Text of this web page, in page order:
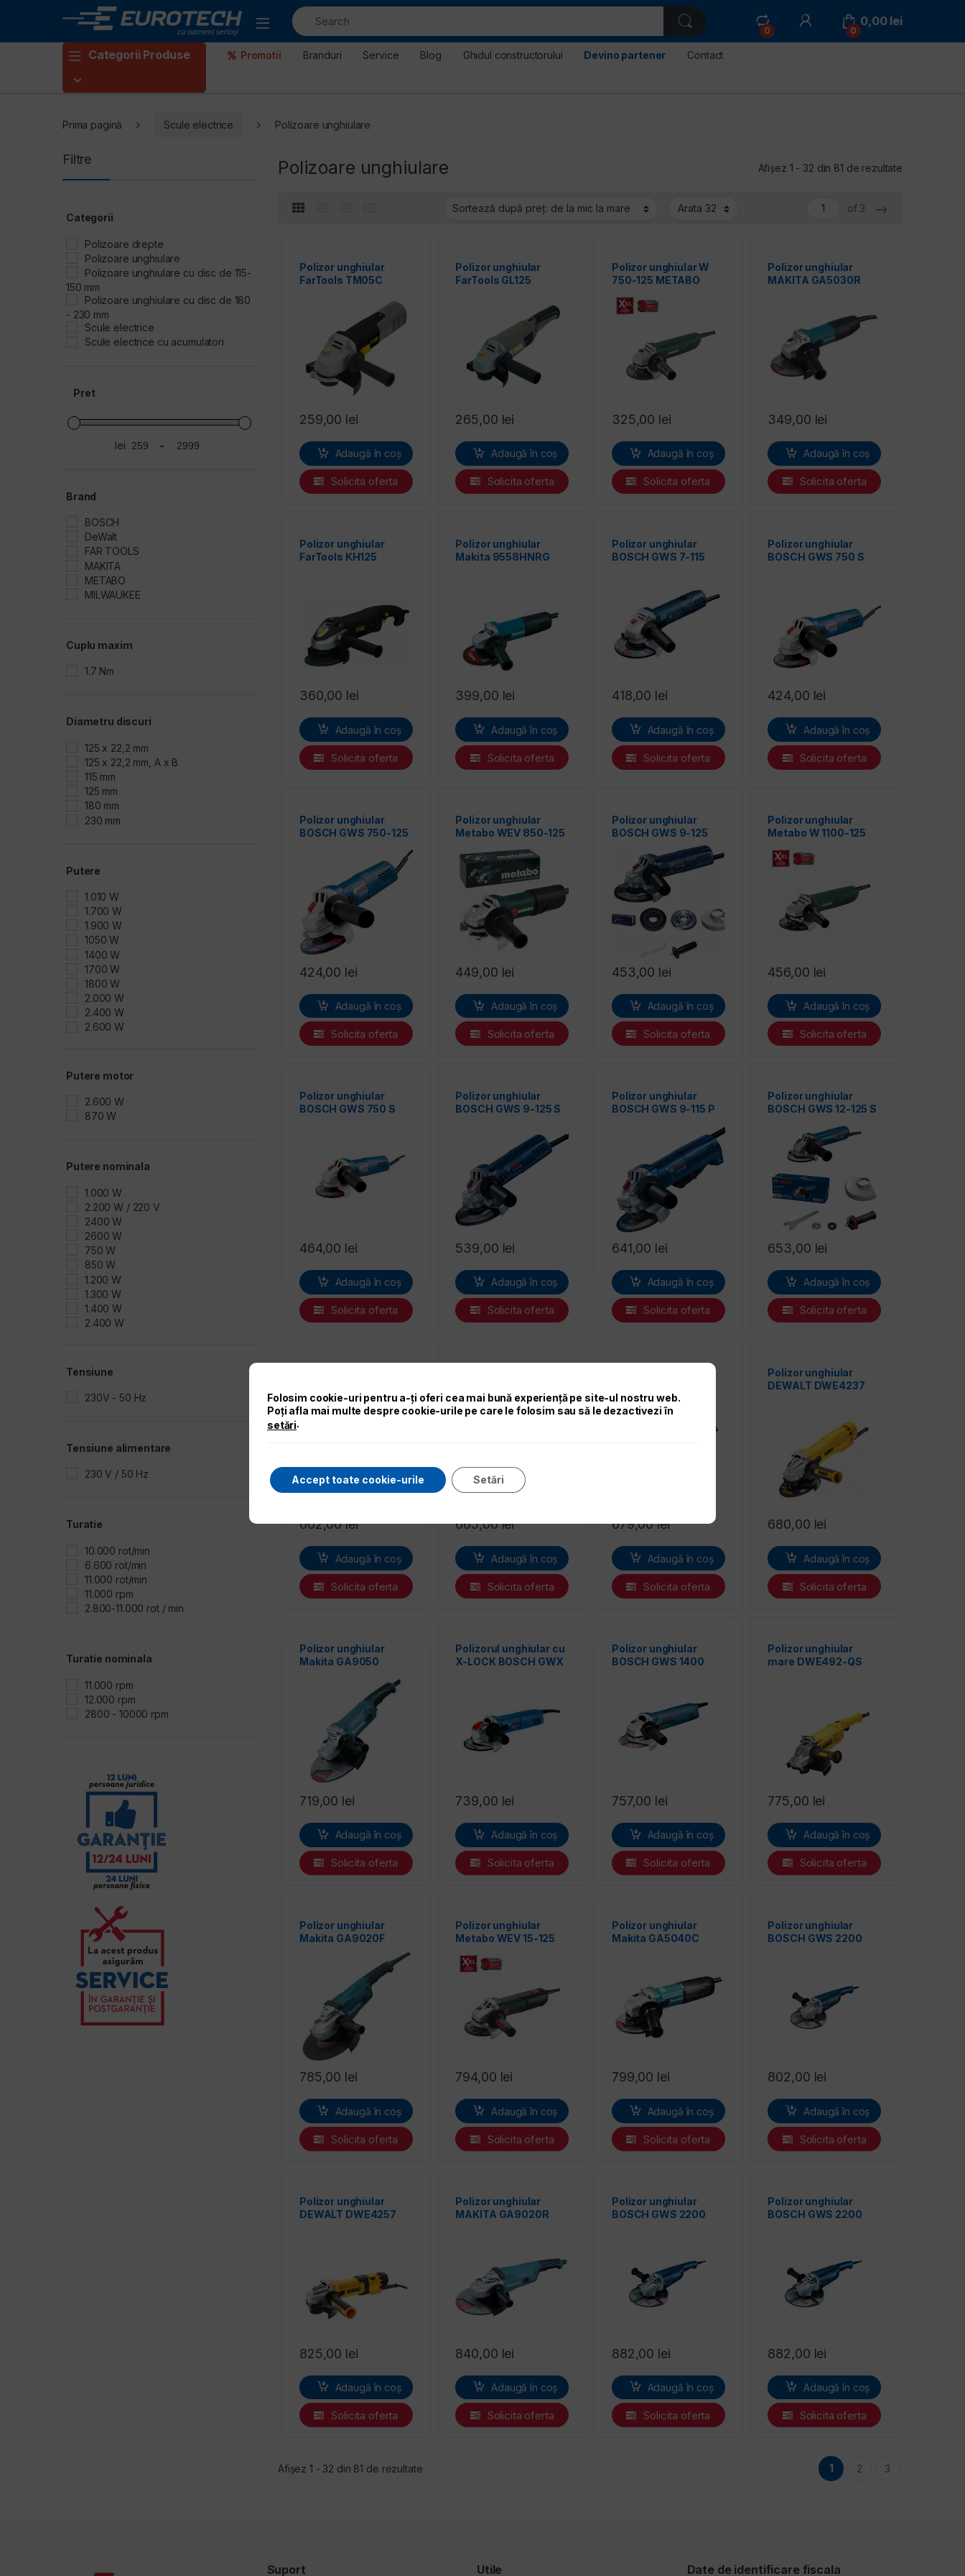
0 0
0,00 lei
Categorii Produse Promotii Branduri Service Blog Ghidul constructorului Devino partener Contact
Prima pagină Scule electrice Polizoare unghiulare
Polizoare unghiulare Afișez 1 - 32 din 81 de rezultate
of 3 →
Polizor unghiular
FarTools TM05C
259,00 lei
Adaugă în coș
Solicita oferta
Polizor unghiular
FarTools GL125
265,00 lei
Adaugă în coș
Solicita oferta
Polizor unghiular W
750-125 METABO
325,00 lei
Adaugă în coș
Solicita oferta
Polizor unghiular
MAKITA GA5030R
349,00 lei
Adaugă în coș
Solicita oferta
Polizor unghiular
FarTools KH125
360,00 lei
Adaugă în coș
Solicita oferta
Polizor unghiular
Makita 9558HNRG
399,00 lei
Adaugă în coș
Solicita oferta
Polizor unghiular
BOSCH GWS 7-115
418,00 lei
Adaugă în coș
Solicita oferta
Polizor unghiular
BOSCH GWS 750 S
424,00 lei
Adaugă în coș
Solicita oferta
Polizor unghiular
BOSCH GWS 750-125
424,00 lei
Adaugă în coș
Solicita oferta
Polizor unghiular
Metabo WEV 850-125
449,00 lei
Adaugă în coș
Solicita oferta
Polizor unghiular
BOSCH GWS 9-125
453,00 lei
Adaugă în coș
Solicita oferta
Polizor unghiular
Metabo W 1100-125
456,00 lei
Adaugă în coș
Solicita oferta
Polizor unghiular
BOSCH GWS 750 S
464,00 lei
Adaugă în coș
Solicita oferta
Polizor unghiular
BOSCH GWS 9-125 S
539,00 lei
Adaugă în coș
Solicita oferta
Polizor unghiular
BOSCH GWS 9-115 P
641,00 lei
Adaugă în coș
Solicita oferta
Polizor unghiular
BOSCH GWS 12-125 S
653,00 lei
Adaugă în coș
Solicita oferta
QUICK
662,00lei
Adaugă în coș
Solicita oferta
665,00lei
Adaugă în coș
Solicita oferta
679,00lei
Adaugă în coș
Solicita oferta
Polizor unghiular
DEWALT DWE4237
680,00 lei
Adaugă în coș
Solicita oferta
Polizor unghiular
Makita GA9050
719,00 lei
Adaugă în coș
Solicita oferta
Polizorul unghiular cu
X-LOCK BOSCH GWX
739,00 lei
Adaugă în coș
Solicita oferta
Polizor unghiular
BOSCH GWS 1400
757,00 lei
Adaugă în coș
Solicita oferta
Polizor unghiular
mare DWE492-QS
775,00 lei
Adaugă în coș
Solicita oferta
Polizor unghiular
Makita GA9020F
785,00 lei
Adaugă în coș
Solicita oferta
Polizor unghiular
Metabo WEV 15-125
794,00 lei
Adaugă în coș
Solicita oferta
Polizor unghiular
Makita GA5040C
799,00 lei
Adaugă în coș
Solicita oferta
Polizor unghiular
BOSCH GWS 2200
802,00 lei
Adaugă în coș
Solicita oferta
Polizor unghiular
DEWALT DWE4257
825,00 lei
Adaugă în coș
Solicita oferta
Polizor unghiular
MAKITA GA9020R
840,00 lei
Adaugă în coș
Solicita oferta
Polizor unghiular
BOSCH GWS 2200
882,00 lei
Adaugă în coș
Solicita oferta
Polizor unghiular
BOSCH GWS 2200
882,00 lei
Adaugă în coș
Solicita oferta
Afișez 1 - 32 din 81 de rezultateSortat după preț: de la mic la mare 1 2 3
Filtre
Categorii
Polizoare drepte
Polizoare unghiulare
Polizoare unghiulare cu disc de 115-
150 mm
Polizoare unghiulare cu disc de 180
- 230 mm
Scule electrice
Scule electrice cu acumulatori
Pret
lei Preț minim
-
Preț maxim
Brand
BOSCH
DeWalt
FAR TOOLS
MAKITA
METABO
MILWAUKEE
Cuplu maxim
1.7 Nm
Diametru discuri
125 x 22,2 mm
125 x 22,2 mm, A x B
115 mm
125 mm
180 mm
230 mm
Putere
1.010 W
1.700 W
1.900 W
1050 W
1400 W
1700 W
1800 W
2.000 W
2.400 W
2.600 W
1.400 W
1000 W
2.200 W
2400 J
2800 W
750 W
900 W
Putere motor
2.600 W
870 W
Putere nominala
1.000 W
2.200 W / 220 V
2400 W
2600 W
750 W
850 W
1.200 W
1.300 W
1.400 W
2.400 W
Tensiune
230V - 50 Hz
Tensiune alimentare
230 V / 50 Hz
Turatie
10.000 rot/min
6.600 rot/min
11.000 rot/min
11.000 rpm
2.800-11.000 rot / min
Turatie nominala
11.000 rpm
12.000 rpm
2800 - 10000 rpm
Suport Utile Date de identificare fiscala
Folosim cookie-uri pentru a-ți oferi cea mai bună experiență pe site-ul nostru web.
Poți afla mai multe despre cookie-urile pe care le folosim sau să le dezactivezi în
setări.
Accept toate cookie-urile Setări